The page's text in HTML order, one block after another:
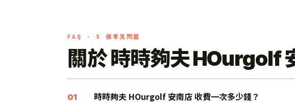
FAQ · 5 個常見問題
關於 時時夠夫 HOurgolf
01 時時夠夫 HOurgolf 安南店 收費一次多少錢？